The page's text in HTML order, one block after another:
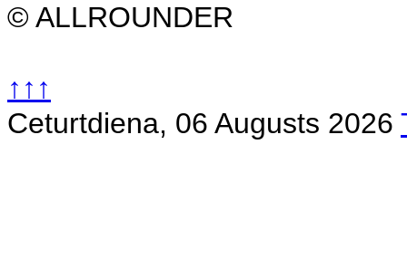
© ALLROUNDER
↑↑↑
Ceturtdiena, 06 Augusts 2026